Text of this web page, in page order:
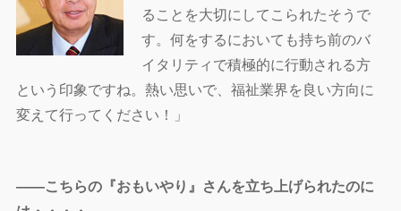
ることを大切にしてこられたそうで
す。何をするにおいても持ち前のバ
イタリティで積極的に行動される方
という印象ですね。熱い思いで、福祉業界を良い方向に
変えて行ってください！」
――こちらの『おもいやり』さんを立ち上げられたのに